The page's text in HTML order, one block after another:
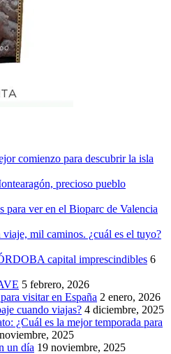
comienzo para descubrir la isla
precioso pueblo
para ver en el Bioparc de Valencia
mil caminos. ¿cuál es el tuyo?
capital imprescindibles 6
5 febrero, 2026
visitar en España 2 enero, 2026
cuando viajas? 4 diciembre, 2025
¿Cuál es la mejor temporada para
2025
un día 19 noviembre, 2025